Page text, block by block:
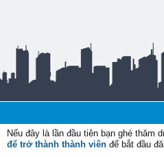
Nếu đây là lần đầu tiên bạn ghé
để trở thành thành viên để bắt đầu